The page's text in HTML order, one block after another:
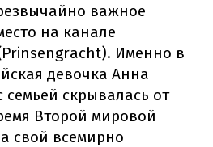
важное
на канале
Именно в
девочка Анна
семьей скрывалась от
Второй мировой
свой всемирно